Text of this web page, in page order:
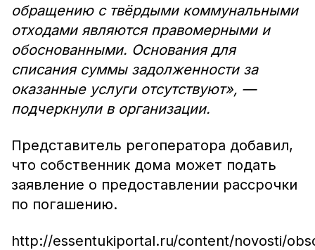
обращению с твёрдыми коммунальными
отходами являются правомерными и
обоснованными. Основания для
списания суммы задолженности за
оказанные услуги отсутствуют», —
подчеркнули в организации.
Представитель регоператора добавил,
что собственник дома может подать
заявление о предоставлении рассрочки
по погашению.
http://essentukiportal.ru/content/novosti/